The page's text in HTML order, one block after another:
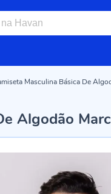
Masculina Básica De
Algodão